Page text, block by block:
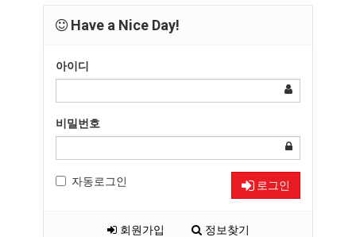
Have a Nice Day!
아이디
비밀번호
자동로그인 로그인
회원가입 정보찾기